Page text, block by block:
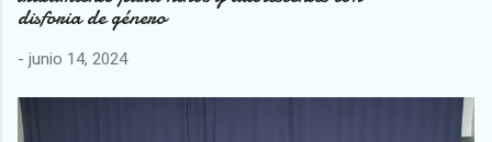
disforia de género
- junio 14, 2024